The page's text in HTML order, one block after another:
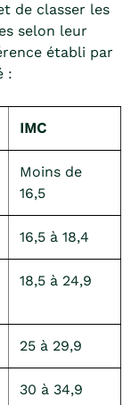
de classer les
selon leur
établi par
:
IMC
Moins de
16,5
16,5 à 18,4
18,5 à 24,9
25 à 29,9
30 à 34,9